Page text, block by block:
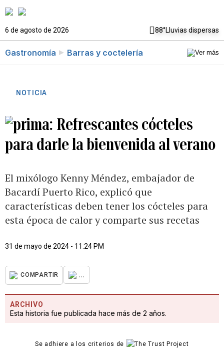
6 de agosto de 2026 88°Lluvias dispersas
Gastronomía Barras y coctelería
NOTICIA
Refrescantes cócteles
para darle la bienvenida al verano
El mixólogo Kenny Méndez, embajador de
Bacardí Puerto Rico, explicó que
características deben tener los cócteles para
esta época de calor y comparte sus recetas
31 de mayo de 2024 - 11:24 PM
COMPARTIR ...
ARCHIVO
Esta historia fue publicada hace más de 2 años.
Se adhiere a los criterios de